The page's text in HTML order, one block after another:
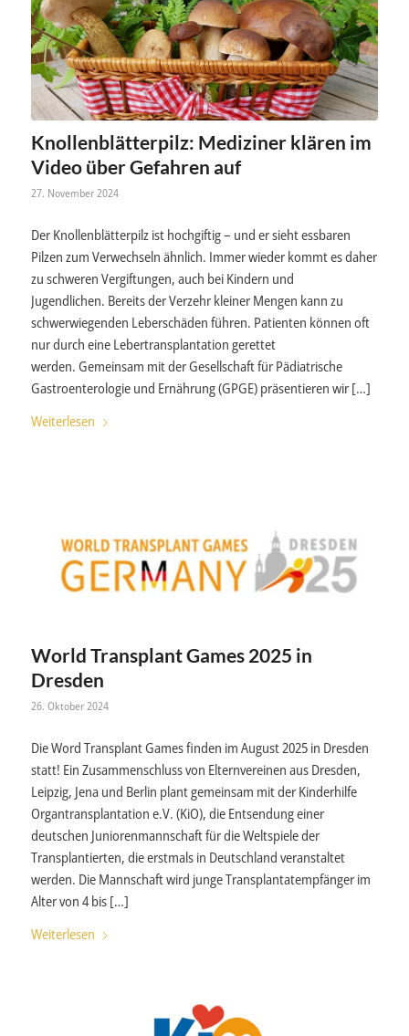
Knollenblätterpilz: Mediziner klären im
Video über Gefahren auf
27. November 2024
Der Knollenblätterpilz ist hochgiftig – und er sieht essbaren
Pilzen zum Verwechseln ähnlich. Immer wieder kommt es daher
zu schweren Vergiftungen, auch bei Kindern und
Jugendlichen. Bereits der Verzehr kleiner Mengen kann zu
schwerwiegenden Leberschäden führen. Patienten können oft
nur durch eine Lebertransplantation gerettet
werden. Gemeinsam mit der Gesellschaft für Pädiatrische
Gastroenterologie und Ernährung (GPGE) präsentieren wir […]
Weiterlesen
World Transplant Games 2025 in
Dresden
26. Oktober 2024
Die Word Transplant Games finden im August 2025 in Dresden
statt! Ein Zusammenschluss von Elternvereinen aus Dresden,
Leipzig, Jena und Berlin plant gemeinsam mit der Kinderhilfe
Organtransplantation e.V. (KiO), die Entsendung einer
deutschen Juniorenmannschaft für die Weltspiele der
Transplantierten, die erstmals in Deutschland veranstaltet
werden. Die Mannschaft wird junge Transplantatempfänger im
Alter von 4 bis […]
Weiterlesen